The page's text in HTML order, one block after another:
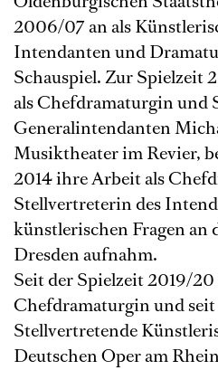
2006/07 an als
Intendanten und
Schauspiel. Zur Spielzeit
als Chefdramaturgin und
Generalintendanten
Musiktheater im Revier,
2014 ihre Arbeit als
Stellvertreterin des
künstlerischen Fragen an
Dresden aufnahm.
Seit der Spielzeit 2019/
Chefdramaturgin und
Stellvertretende
Deutschen Oper am